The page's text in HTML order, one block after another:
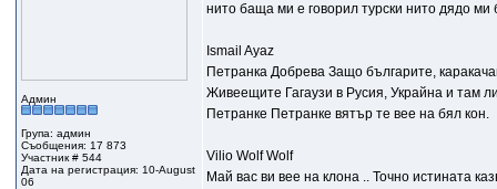
Админ
Група: админ
Съобщения: 17 873
Участник # 544
Дата на регистрация: 10-August
06
нито баща ми е говорил турски нито дядо ми
Ismail Ayaz
Петранка Добрева Защо българите,
Живеещите Гагаузи в Русия, Украйна и там
Петранке Петранке вятър те вее на бял кон.
Vilio Wolf Wolf
Май вас ви вее на клона .. Точно истината